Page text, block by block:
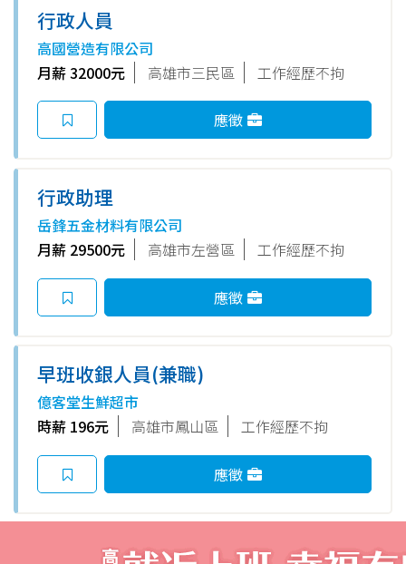
行政人員
高國營造有限公司
月薪 32000元
高雄市三民區 工作經歷不拘
應徵
行政助理
岳鋒五金材料有限公司
月薪 29500元
高雄市左營區 工作經歷不拘
應徵
早班收銀人員(兼職)
億客堂生鮮超市
時薪 196元
高雄市鳳山區 工作經歷不拘
應徵